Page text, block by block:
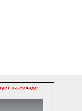
на складе.